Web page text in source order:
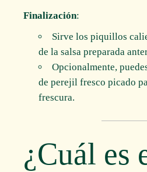
Finalización:
Sirve los piquillos
de la salsa preparada
Opcionalmente,
de perejil fresco picado
frescura.
¿Cuál es